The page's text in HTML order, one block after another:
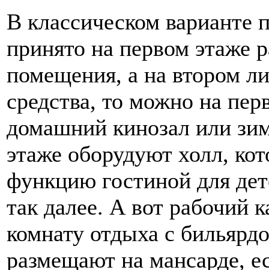
В классическом варианте
принято на первом этаже
помещения, а на втором
средства, то можно на
домашний кинозал или
этаже оборудуют холл,
функцию гостиной для
так далее. А вот рабочий
комнату отдыха с
размещают на мансарде,